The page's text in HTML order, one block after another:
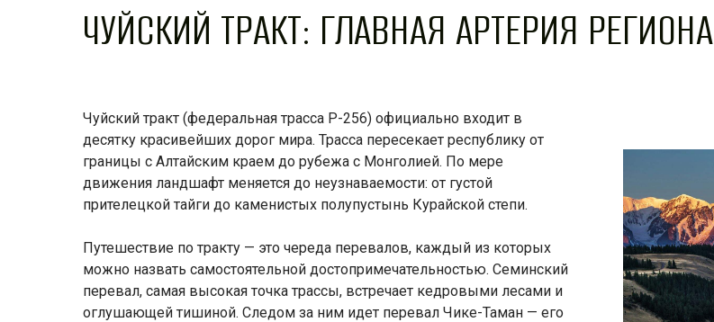
ЧУЙСКИЙ ТРАКТ: ГЛАВНАЯ АРТЕРИЯ РЕГИОНА
Чуйский тракт (федеральная трасса Р-256) официально входит в
десятку красивейших дорог мира. Трасса пересекает республику от
границы с Алтайским краем до рубежа с Монголией. По мере
движения ландшафт меняется до неузнаваемости: от густой
прителецкой тайги до каменистых полупустынь Курайской степи.
Путешествие по тракту — это череда перевалов, каждый из которых
можно назвать самостоятельной достопримечательностью. Семинский
перевал, самая высокая точка трассы, встречает кедровыми лесами и
оглушающей тишиной. Следом за ним идет перевал Чике-Таман — его